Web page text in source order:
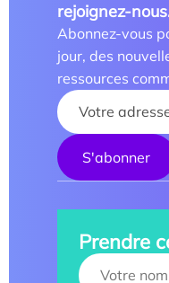
rejoignez-
Abonnez-vous
jour, des
ressources
Your name :
Prendre
Your name :